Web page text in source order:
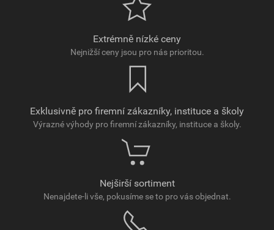
Extrémně nízké ceny
Nejnižší ceny jsou pro nás prioritou.
Exklusivně pro firemní zákazníky, instituce a školy
Výrazné výhody pro firemní zákazníky, instituce a školy.
Nejširší sortiment
Nenajdete-li vše, pokusíme se to pro vás objednat.